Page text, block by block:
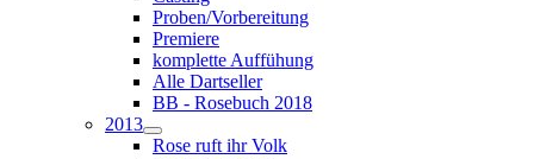
Proben/Vorbereitung
Premiere
komplette Auffühung
Alle Dartseller
BB - Rosebuch 2018
2013
Rose ruft ihr Volk